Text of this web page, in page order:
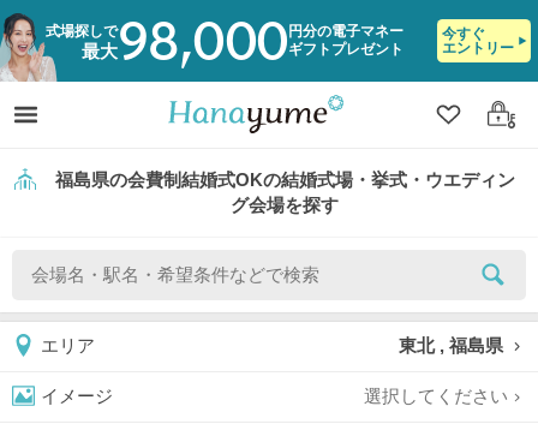
式場探しで
最大98,000 円分の電子マネー
ギフトプレゼント
今すぐ
エントリー
クリップ
ログ
福島県の会費制結婚式OKの結婚式場・挙式・ウエディン
グ会場を探す
エリア 東北 , 福島県
イメージ 選択してください